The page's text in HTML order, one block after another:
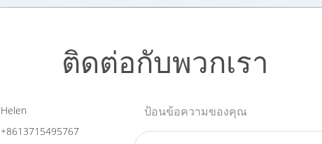
ติดต่อกับพวกเรา
Helen
+8613715495767
ป้อนข้อความของคุณ